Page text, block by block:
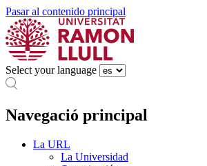
Pasar al contenido principal
Select your language
Navegació principal
La URL
La Universidad